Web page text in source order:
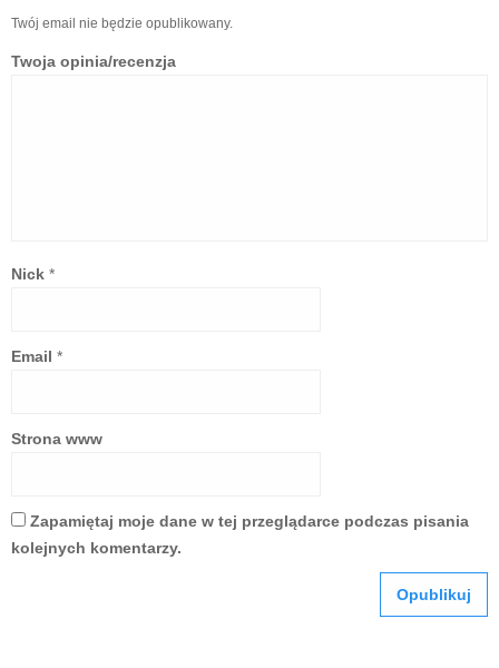
Twój email nie będzie opublikowany.
Twoja opinia/recenzja
Nick *
Email *
Strona www
Zapamiętaj moje dane w tej przeglądarce podczas pisania
kolejnych komentarzy.